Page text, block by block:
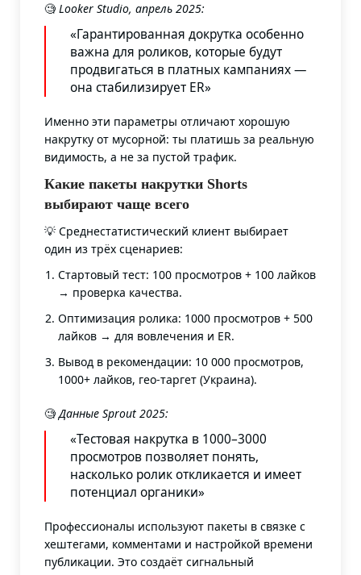
🧐 Looker Studio, апрель 2025:
«Гарантированная докрутка особенно
важна для роликов, которые будут
продвигаться в платных кампаниях —
она стабилизирует ER»
Именно эти параметры отличают хорошую
накрутку от мусорной: ты платишь за реальную
видимость, а не за пустой трафик.
Какие пакеты накрутки Shorts
выбирают чаще всего
💡 Среднестатистический клиент выбирает
один из трёх сценариев:
Стартовый тест: 100 просмотров + 100 лайков
→ проверка качества.
Оптимизация ролика: 1000 просмотров + 500
лайков → для вовлечения и ER.
Вывод в рекомендации: 10 000 просмотров,
1000+ лайков, гео-таргет (Украина).
🧐Данные Sprout 2025:
«Тестовая накрутка в 1000–3000
просмотров позволяет понять,
насколько ролик откликается и имеет
потенциал органики»
Профессионалы используют пакеты в связке с
хештегами, комментами и настройкой времени
публикации. Это создаёт сигнальный